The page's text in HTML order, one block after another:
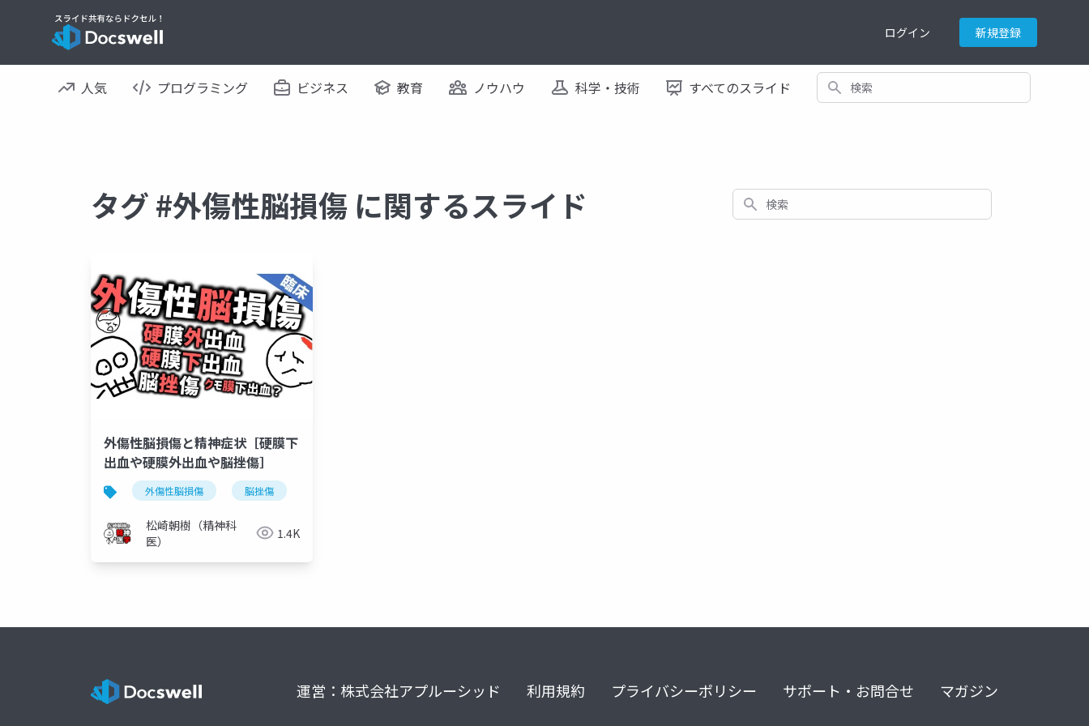
ログイン 新規登録
人気 プログラミング ビジネス 教育 ノウハウ 科学・技術 すべてのスライド 検索
タグ #外傷性脳損傷 に関するスライド 検索
外傷性脳損傷と精神症状［硬膜下
出血や硬膜外出血や脳挫傷］
外傷性脳損傷 脳挫傷
松崎朝樹（精神科
医）
1.4K
運営：株式会社アプルーシッド 利用規約 プライバシーポリシー サポート・お問合せ マガジン